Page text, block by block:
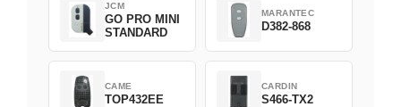
JCM
GO PRO MINI
STANDARD
MARANTEC
D382-868
CAME
TOP432EE
CARDIN
S466-TX2